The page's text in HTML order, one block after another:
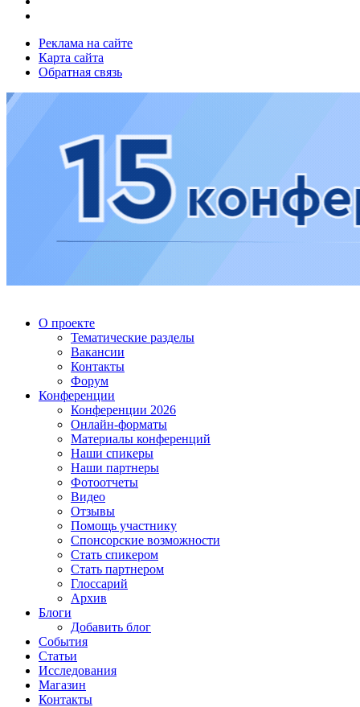
Реклама на сайте
Карта сайта
Обратная связь
О проекте
Тематические разделы
Вакансии
Контакты
Форум
Конференции
Конференции 2026
Онлайн-форматы
Материалы конференций
Наши спикеры
Наши партнеры
Фотоотчеты
Видео
Отзывы
Помощь участнику
Спонсорские возможности
Стать спикером
Стать партнером
Глоссарий
Архив
Блоги
Добавить блог
События
Статьи
Исследования
Магазин
Контакты